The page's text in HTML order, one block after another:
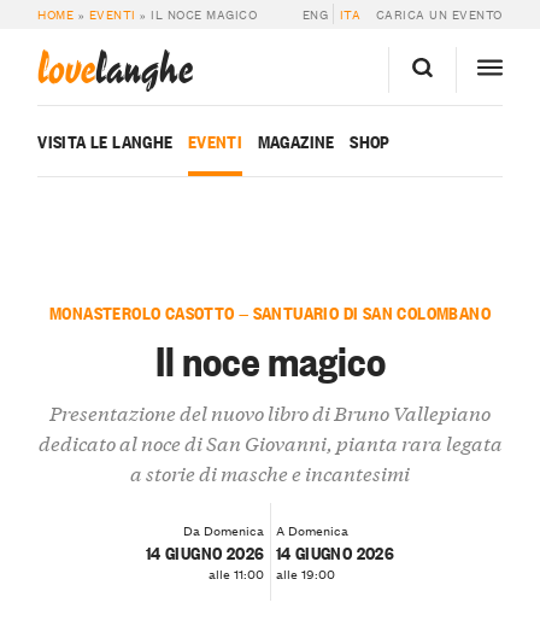
HOME » EVENTI » IL NOCE MAGICO ENG ITA CARICA UN EVENTO
lovelanghe
VISITA LE LANGHE EVENTI MAGAZINE SHOP
MONASTEROLO CASOTTO — SANTUARIO DI SAN COLOMBANO
Il noce magico
Presentazione del nuovo libro di Bruno Vallepiano
dedicato al noce di San Giovanni, pianta rara legata
a storie di masche e incantesimi
Da Domenica
14 GIUGNO 2026
alle 11:00
A Domenica
14 GIUGNO 2026
alle 19:00